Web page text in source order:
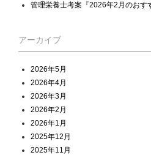
管理栄養士考案『2026年2月のおす
アーカイブ
2026年5月
2026年4月
2026年3月
2026年2月
2026年1月
2025年12月
2025年11月